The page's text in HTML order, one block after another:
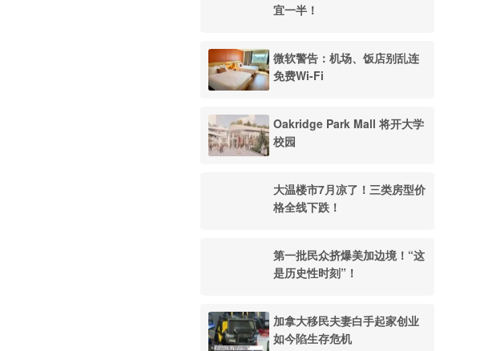
宜一半！
微软警告：机场、饭店别乱连
免费Wi-Fi
Oakridge Park Mall 将开大学
校园
大温楼市7月凉了！三类房型价
格全线下跌！
第一批民众挤爆美加边境！“这
是历史性时刻”！
加拿大移民夫妻白手起家创业
如今陷生存危机